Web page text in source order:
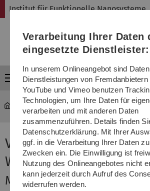
Direkt
Direkt
Direkt
Drucken,
Media)
Direkt
Direkt
Institut für Funktionelle Nanosysteme
Menü
Vorlesung "Einführung in die
Vorlesung
Werkstoffe"
Materialien
Verarbeitung Ihrer Daten
eingesetzte Dienstleister:
In unserem Onlineangebot sind
Dienstleistungen von Fremdanbietern
YouTube und Vimeo benutzen
Technologien, um Ihre Daten für
verarbeiten und mit anderen Daten
zusammenzuführen. Details finden
Datenschutzerklärung. Mit Ihrer
ggf. in die Verarbeitung Ihrer Daten
Zwecken ein. Die Einwilligung ist
Nutzung des Onlineangebotes nicht
kann jederzeit durch Aufruf des
widerrufen werden.